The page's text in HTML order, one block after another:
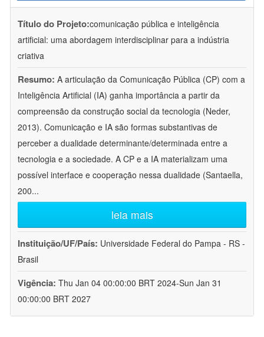
Título do Projeto:comunicação pública e inteligência
artificial: uma abordagem interdisciplinar para a indústria
criativa
Resumo: A articulação da Comunicação Pública (CP) com a
Inteligência Artificial (IA) ganha importância a partir da
compreensão da construção social da tecnologia (Neder,
2013). Comunicação e IA são formas substantivas de
perceber a dualidade determinante/determinada entre a
tecnologia e a sociedade. A CP e a IA materializam uma
possível interface e cooperação nessa dualidade (Santaella,
200...
leia mais
Instituição/UF/País: Universidade Federal do Pampa - RS -
Brasil
Vigência: Thu Jan 04 00:00:00 BRT 2024-Sun Jan 31
00:00:00 BRT 2027